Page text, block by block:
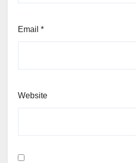
Email *
Website